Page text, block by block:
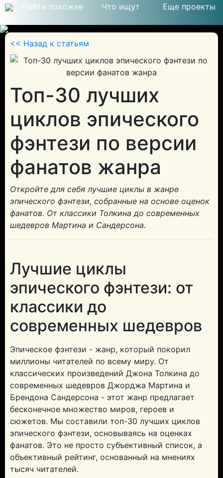
Найти похожее Что ищут Еще проекты
© 2026
<< Назад к статьям
Топ-30 лучших
циклов эпического
фэнтези по версии
фанатов жанра
Откройте для себя лучшие циклы в жанре
эпического фэнтези, собранные на основе оценок
фанатов. От классики Толкина до современных
шедевров Мартина и Сандерсона.
Лучшие циклы
эпического фэнтези: от
классики до
современных шедевров
Эпическое фэнтези - жанр, который покорил
миллионы читателей по всему миру. От
классических произведений Джона Толкина до
современных шедевров Джорджа Мартина и
Брендона Сандерсона - этот жанр предлагает
бесконечное множество миров, героев и
сюжетов. Мы составили топ-30 лучших циклов
эпического фэнтези, основываясь на оценках
фанатов. Это не просто субъективный список, а
объективный рейтинг, основанный на мнениях
тысяч читателей.